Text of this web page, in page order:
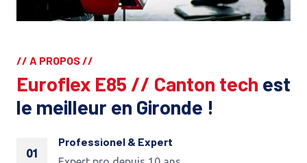
// A PROPOS //
Euroflex E85 // Canton tech est
le meilleur en Gironde !
01
Professionel & Expert